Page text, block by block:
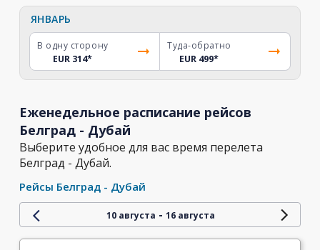
ЯНВАРЬ
В одну сторону
EUR 314*
Туда-обратно
EUR 499*
Еженедельное расписание рейсов
Белград - Дубай
Выберите удобное для вас время перелета
Белград - Дубай.
Рейсы Белград - Дубай
10 августа - 16 августа